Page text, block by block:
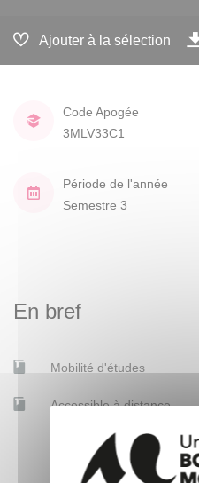
Ajouter à la sélection
Code Apogée
3MLV33C1
Période de l'année
Semestre 3
En bref
Mobilité d'études
Accessible à distance